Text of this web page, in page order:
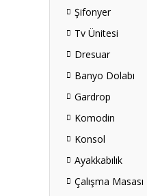
Şifonyer
Tv Ünitesi
Dresuar
Banyo Dolabı
Gardrop
Komodin
Konsol
Ayakkabılık
Çalışma Masası